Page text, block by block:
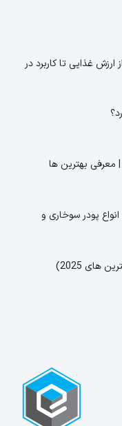
غذایی تا کاربرد در
معرفی بهترین ها
پودر سوخاری و
2025)